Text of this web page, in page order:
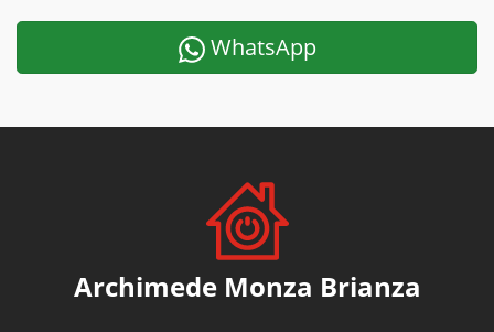
WhatsApp
Archimede Monza Brianza